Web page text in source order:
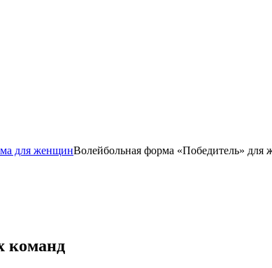
для женщинВолейбольная форма «Победитель» для
команд